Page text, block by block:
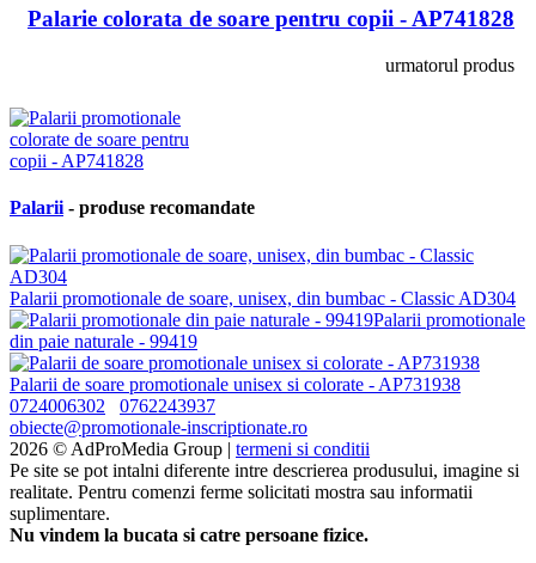
Palarie colorata de soare pentru copii - AP741828
urmatorul produs
Palarii - produse recomandate
Palarii promotionale de soare, unisex, din bumbac - Classic AD304
Palarii promotionale
din paie naturale - 99419
Palarii de soare promotionale unisex si colorate - AP731938
0724006302
0762243937
obiecte@promotionale-inscriptionate.ro
2026 © AdProMedia Group | termeni si conditii
Pe site se pot intalni diferente intre descrierea produsului, imagine si
realitate. Pentru comenzi ferme solicitati mostra sau informatii
suplimentare.
Nu vindem la bucata si catre persoane fizice.